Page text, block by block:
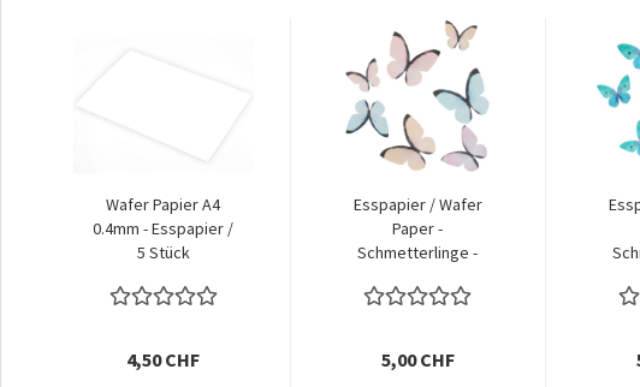
Wafer Papier A4
0.4mm - Esspapier /
5 Stück
4,50 CHF
Esspapier / Wafer
Paper -
Schmetterlinge -
5,00 CHF